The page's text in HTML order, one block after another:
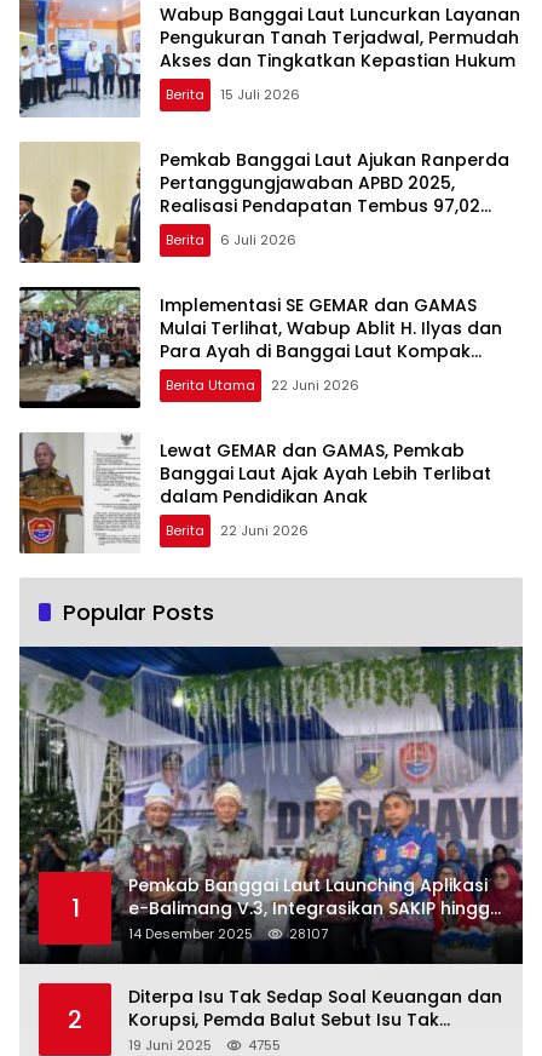
Wabup Banggai Laut Luncurkan Layanan
Pengukuran Tanah Terjadwal, Permudah
Akses dan Tingkatkan Kepastian Hukum
Berita 15 Juli 2026
Pemkab Banggai Laut Ajukan Ranperda
Pertanggungjawaban APBD 2025,
Realisasi Pendapatan Tembus 97,02
Persen
Berita 6 Juli 2026
Implementasi SE GEMAR dan GAMAS
Mulai Terlihat, Wabup Ablit H. Ilyas dan
Para Ayah di Banggai Laut Kompak
Ambil Rapor Anak
Berita Utama 22 Juni 2026
Lewat GEMAR dan GAMAS, Pemkab
Banggai Laut Ajak Ayah Lebih Terlibat
dalam Pendidikan Anak
Berita 22 Juni 2026
Popular Posts
1
Pemkab Banggai Laut Launching Aplikasi
e-Balimang V.3, Integrasikan SAKIP hingga
Satu Data Layanan Publik
14 Desember 2025 28107
2
Diterpa Isu Tak Sedap Soal Keuangan dan
Korupsi, Pemda Balut Sebut Isu Tak
Berdasar
19 Juni 2025 4755